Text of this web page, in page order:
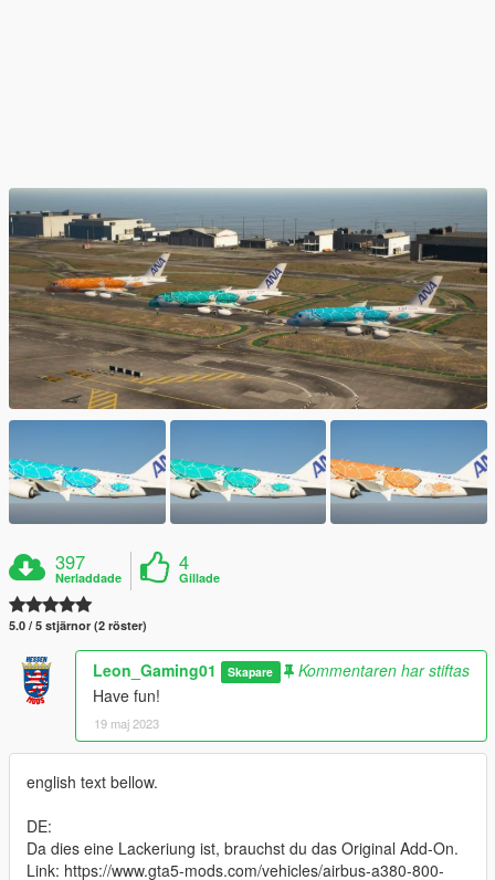
397
Nerladdade
4
Gillade
5.0 / 5 stjärnor (2 röster)
Leon_Gaming01 Skapare
Kommentaren har stiftas
Have fun!
19 maj 2023
english text bellow.
DE:
Da dies eine Lackeriung ist, brauchst du das Original Add-On.
Link: https://www.gta5-mods.com/vehicles/airbus-a380-800-